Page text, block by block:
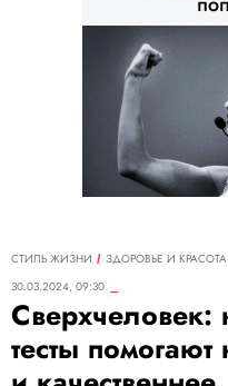
СТИЛЬ ЖИЗНИ
ЗДОРОВЬЕ И КРАСОТА
30.03.2024, 09:30
Сверхчеловек:
тесты